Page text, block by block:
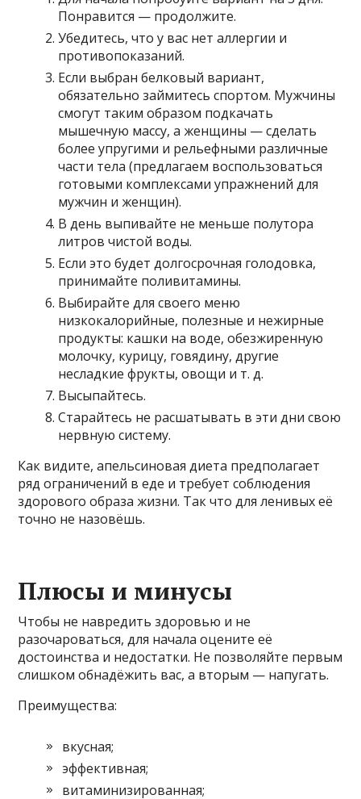
Понравится — продолжите.
Убедитесь, что у вас нет аллергии и
противопоказаний.
Если выбран белковый вариант,
обязательно займитесь спортом. Мужчины
смогут таким образом подкачать
мышечную массу, а женщины — сделать
более упругими и рельефными различные
части тела (предлагаем воспользоваться
готовыми комплексами упражнений для
мужчин и женщин).
В день выпивайте не меньше полутора
литров чистой воды.
Если это будет долгосрочная голодовка,
принимайте поливитамины.
Выбирайте для своего меню
низкокалорийные, полезные и нежирные
продукты: кашки на воде, обезжиренную
молочку, курицу, говядину, другие
несладкие фрукты, овощи и т. д.
Высыпайтесь.
Старайтесь не расшатывать в эти дни свою
нервную систему.
Как видите, апельсиновая диета предполагает
ряд ограничений в еде и требует соблюдения
здорового образа жизни. Так что для ленивых её
точно не назовёшь.
Плюсы и минусы
Чтобы не навредить здоровью и не
разочароваться, для начала оцените её
достоинства и недостатки. Не позволяйте первым
слишком обнадёжить вас, а вторым — напугать.
Преимущества:
вкусная;
эффективная;
витаминизированная;